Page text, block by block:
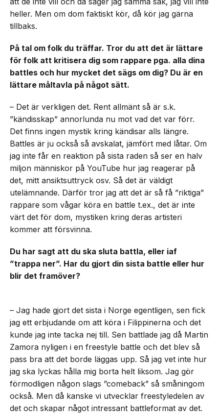
heller. Men om dom faktiskt kör, då kör jag gärna
tillbaks.
På tal om folk du träffar. Tror du att det är lättare
för folk att kritisera dig som rappare pga. alla dina
battles och hur mycket det sägs om dig? Du är en
lättare måltavla på något sätt.
– Det är verkligen det. Rent allmänt så är s.k.
”kändisskap” annorlunda nu mot vad det var förr.
Det finns ingen mystik kring kändisar alls längre.
Battles är ju också så avskalat, jämfört med låtar. Om
jag inte får en reaktion på sista raden så ser en halv
miljon människor på YouTube hur jag reagerar på
det, mitt ansiktsuttryck osv. Så det är väldigt
utelämnande. Därför tror jag att det är så få ”riktiga”
rappare som vågar köra en battle t.ex., det är inte
värt det för dom, mystiken kring deras artisteri
kommer att försvinna.
Du har sagt att du ska sluta battla, eller iaf
”trappa ner”. Har du gjort din sista battle eller hur
blir det framöver?
– Jag hade gjort det sista i Norge egentligen, sen fick
jag ett erbjudande om att köra i Filippinerna och det
kunde jag inte tacka nej till. Sen battlade jag då Martin
Zamora nyligen i en freestyle battle och det blev så
pass bra att det borde läggas upp. Så jag vet inte hur
jag ska lyckas hålla mig borta helt liksom. Jag gör
förmodligen någon slags ”comeback” så småningom
också. Men då kanske vi utvecklar freestyledelen av
det och skapar något intressant battleformat av det.